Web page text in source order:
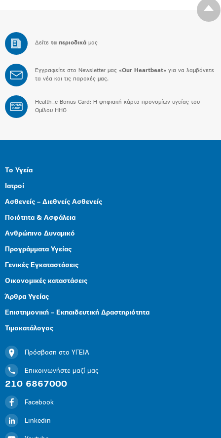
Δείτε τα περιοδικά μας
Εγγραφείτε στο Newsletter μας «Our Heartbeat» για να λαμβάνετε
τα νέα και τις παροχές μας.
BONUS
CARD
Health_e Bonus Card: H ψηφιακή κάρτα προνομίων υγείας του
Ομίλου HHG
Το Υγεία
Ιατροί
Ασθενείς – Διεθνείς Ασθενείς
Ποιότητα & Ασφάλεια
Ανθρώπινο Δυναμικό
Προγράμματα Υγείας
Γενικές Εγκαταστάσεις
Οικονομικές καταστάσεις
Άρθρα Υγείας
Επιστημονική – Εκπαιδευτική Δραστηριότητα
Τιμοκατάλογος
Πρόσβαση στο ΥΓΕΙΑ
Επικοινωνήστε μαζί μας
210 6867000
Facebook
Linkedin